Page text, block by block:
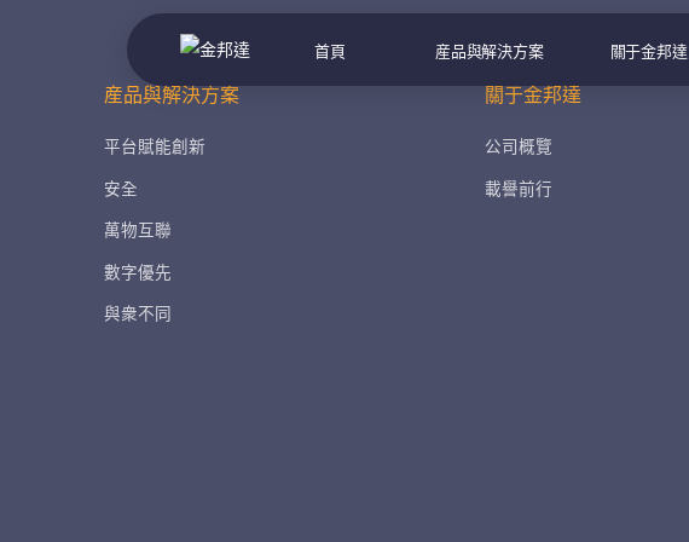
首頁 産品與解決方案 關于金邦達
産品與解決方案
平台賦能創新
安全
萬物互聯
數字優先
與衆不同
關于金邦達
公司概覽
載譽前行